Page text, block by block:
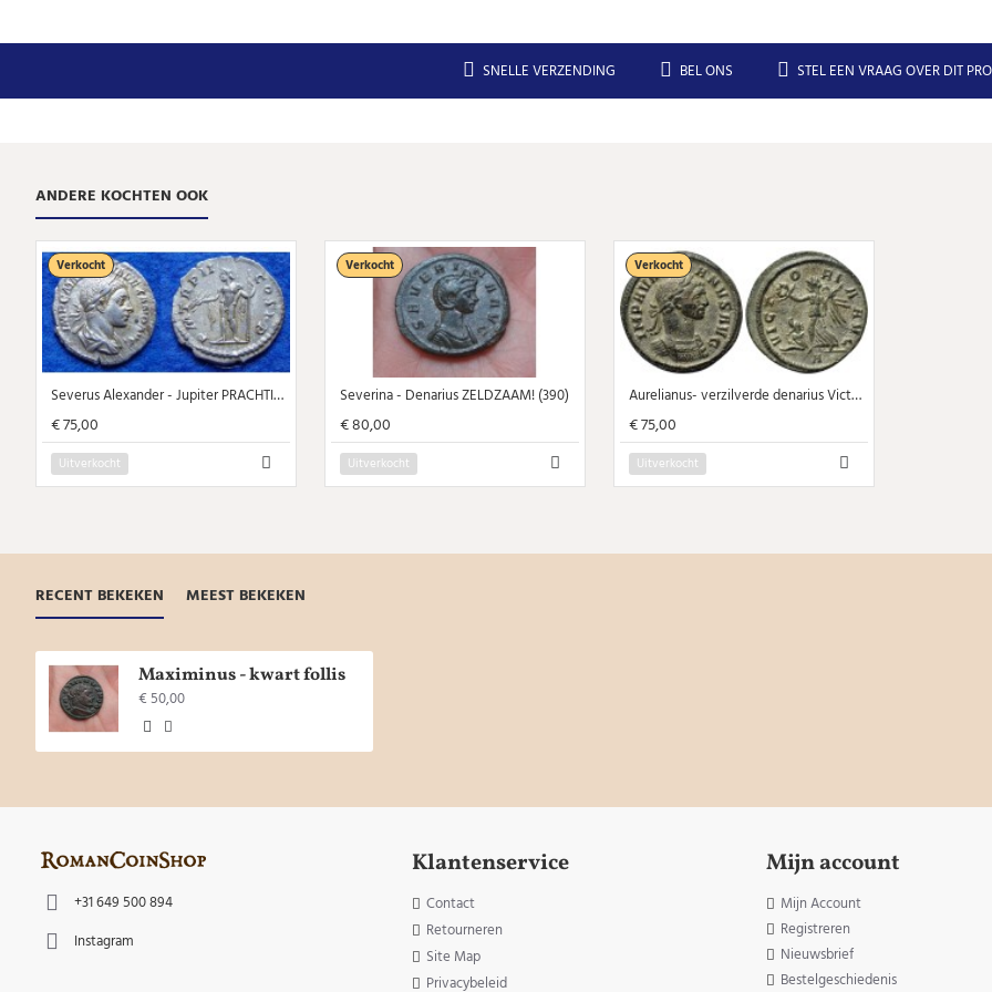
SNELLE VERZENDING BEL ONS STEL EEN VRAAG OVER DIT
ANDERE KOCHTEN OOK
Verkocht
Severus Alexander - Jupiter PRACHTIG! (F1805)
€ 75,00
Uitverkocht
Verkocht
Severina - Denarius ZELDZAAM! (390)
€ 80,00
Uitverkocht
Verkocht
Aurelianus- verzilverde denarius Victoria Avg schaars! (D1626)
€ 75,00
Uitverkocht
RECENT BEKEKEN MEEST BEKEKEN
Maximinus - kwart follis
€ 50,00
+31 649 500 894
Instagram
Klantenservice
Contact
Retourneren
Site Map
Privacybeleid
Mijn account
Mijn Account
Registreren
Nieuwsbrief
Bestelgeschiedenis